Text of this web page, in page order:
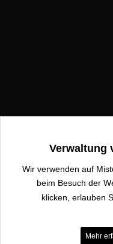
Verwaltung
Wir verwenden auf
beim Besuch der
klicken, erlauben
Mehr